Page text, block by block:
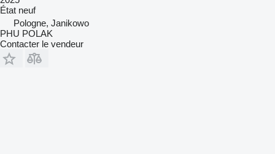
État neuf
Pologne, Janikowo
PHU POLAK
Contacter le vendeur